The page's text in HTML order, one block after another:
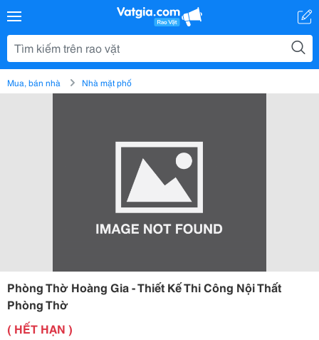
Mua, bán nhà Nhà mặt phố
Phòng Thờ Hoàng Gia - Thiết Kế Thi Công Nội Thất
Phòng Thờ
( HẾT HẠN )